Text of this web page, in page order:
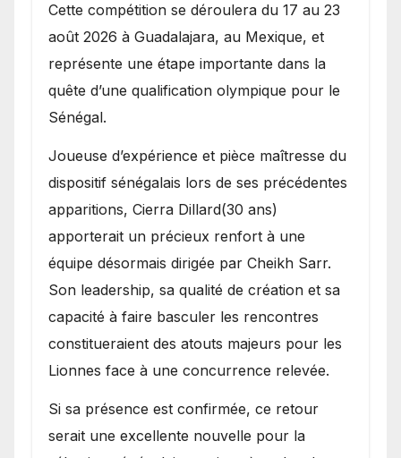
Cette compétition se déroulera du 17 au 23
août 2026 à Guadalajara, au Mexique, et
représente une étape importante dans la
quête d’une qualification olympique pour le
Sénégal.
Joueuse d’expérience et pièce maîtresse du
dispositif sénégalais lors de ses précédentes
apparitions, Cierra Dillard(30 ans)
apporterait un précieux renfort à une
équipe désormais dirigée par Cheikh Sarr.
Son leadership, sa qualité de création et sa
capacité à faire basculer les rencontres
constitueraient des atouts majeurs pour les
Lionnes face à une concurrence relevée.
Si sa présence est confirmée, ce retour
serait une excellente nouvelle pour la